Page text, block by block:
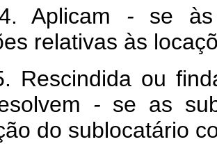
Aplicam - se às
relativas às
Rescindida ou
- se as
do sublocatário